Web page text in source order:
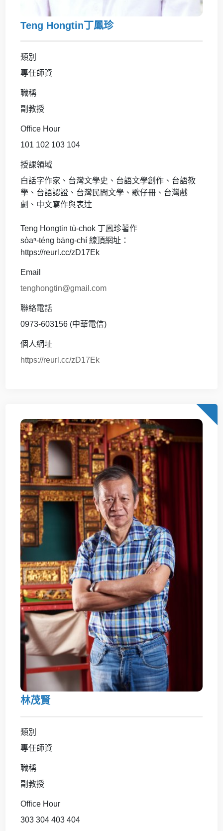
Teng Hongtin丁鳳珍
類別
專任師資
職稱
副教授
Office Hour
101 102 103 104
授課領域
白話字作家、台灣文學史、台語文學創作、台語教
學、台語認證、台灣民間文學、歌仔冊、台灣戲
劇、中文寫作與表達
Teng Hongtin tù-chok 丁鳳珍著作
sòaⁿ-téng bāng-chí 線頂網址：
https://reurl.cc/zD17Ek
Email
tenghongtin@gmail.com
聯絡電話
0973-603156 (中華電信)
個人網址
https://reurl.cc/zD17Ek
林茂賢
類別
專任師資
職稱
副教授
Office Hour
303 304 403 404